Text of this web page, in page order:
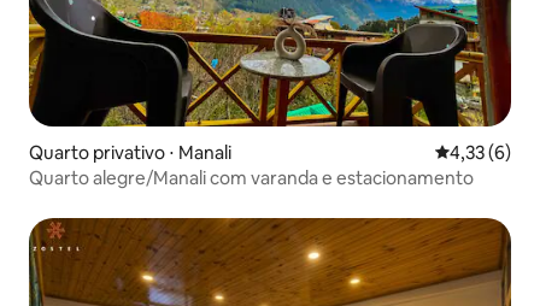
Quarto privativo ⋅ Manali 4,33 de
4,33 (6)
Quarto alegre/Manali com varanda e estacionamento